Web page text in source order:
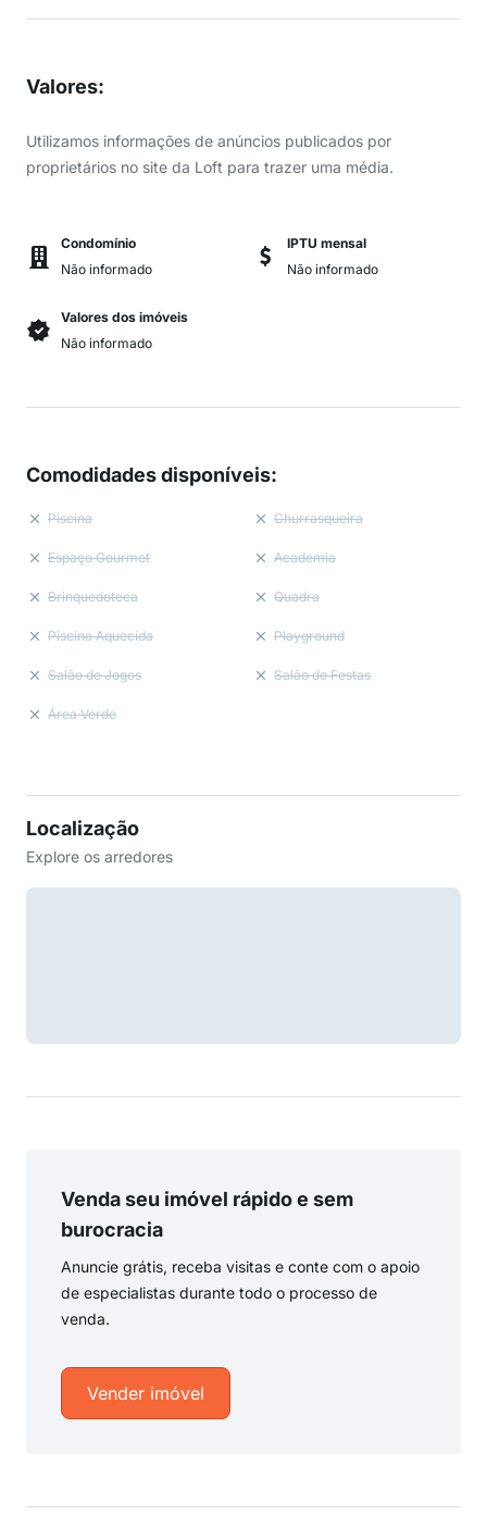
Valores:
Utilizamos informações de anúncios publicados por
proprietários no site da Loft para trazer uma média.
Condomínio
Não informado
IPTU mensal
Não informado
Valores dos imóveis
Não informado
Comodidades disponíveis:
Piscina Churrasqueira
Espaço Gourmet Academia
Brinquedoteca Quadra
Piscina Aquecida Playground
Salão de Jogos Salão de Festas
Área Verde
Localização
Explore os arredores
Venda seu imóvel rápido e sem
burocracia
Anuncie grátis, receba visitas e conte com o apoio
de especialistas durante todo o processo de
venda.
Vender imóvel